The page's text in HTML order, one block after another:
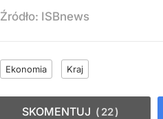
Źródło: ISBnews
Ekonomia Kraj
SKOMENTUJ 22